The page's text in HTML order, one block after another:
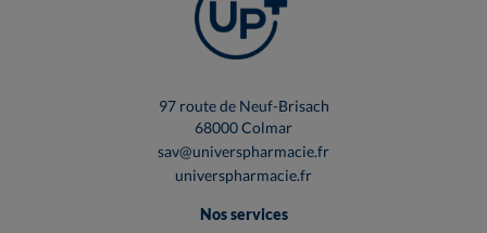
97 route de Neuf-Brisach
68000 Colmar
sav@universpharmacie.fr
universpharmacie.fr
Nos services